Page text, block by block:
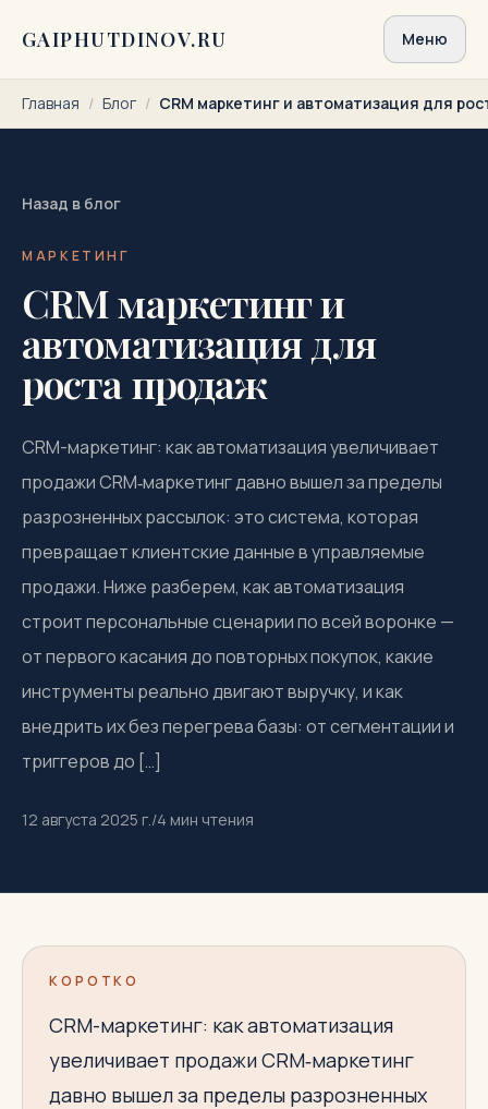
GAIPHUTDINOV.RU Меню
Главная / Блог / CRM маркетинг и автоматизация для
Назад в блог
МАРКЕТИНГ
CRM маркетинг и
автоматизация для
роста продаж
CRM-маркетинг: как автоматизация увеличивает
продажи CRM‑маркетинг давно вышел за пределы
разрозненных рассылок: это система, которая
превращает клиентские данные в управляемые
продажи. Ниже разберем, как автоматизация
строит персональные сценарии по всей воронке —
от первого касания до повторных покупок, какие
инструменты реально двигают выручку, и как
внедрить их без перегрева базы: от сегментации и
триггеров до […]
12 августа 2025 г./4 мин чтения
КОРОТКО
CRM-маркетинг: как автоматизация
увеличивает продажи CRM‑маркетинг
давно вышел за пределы разрозненных